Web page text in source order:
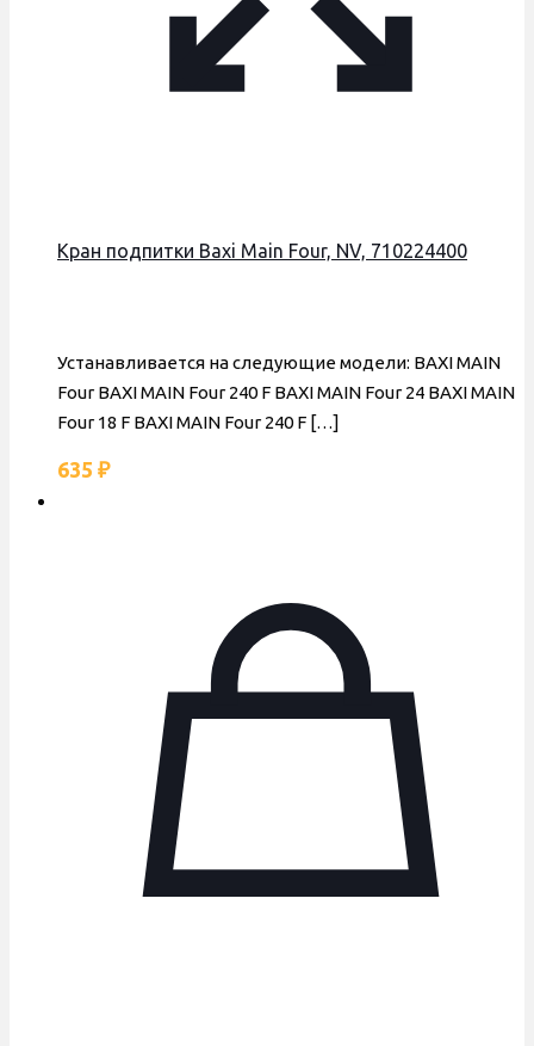
Кран подпитки Baxi Main Four, NV, 710224400
Устанавливается на следующие модели: BAXI MAIN
Four BAXI MAIN Four 240 F BAXI MAIN Four 24 BAXI MAIN
Four 18 F BAXI MAIN Four 240 F […]
635 ₽